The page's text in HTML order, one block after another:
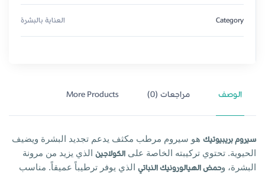
Category العناية بالبشرة
الوصف مراجعات (0) More Products
سيروم بريبيوتيك هو سيروم مرطب مكثف يدعم تجديد البشرة ويضيف
الحيوية. تحتوي تركيبته الخاصة على الكولاجين الذي يزيد من مرونة
البشرة، وحمض الهيالورونيك النباتي الذي يوفر ترطيباً عميقاً. مناسب